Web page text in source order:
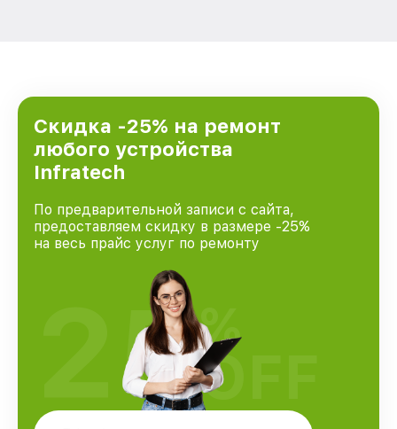
Скидка -25% на ремонт
любого устройства
Infratech
По предварительной записи с сайта,
предоставляем скидку в размере -25%
на весь прайс услуг по ремонту
25%
OFF